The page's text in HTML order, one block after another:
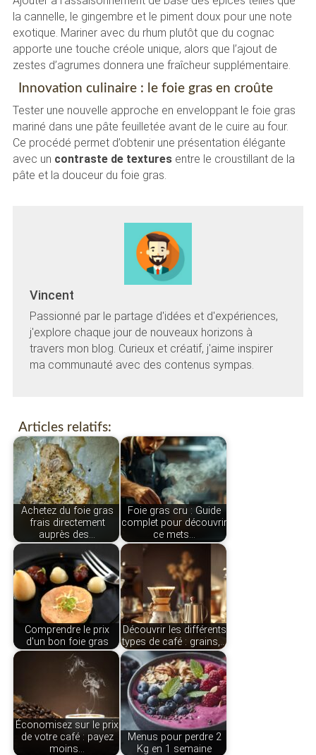
la cannelle, le gingembre et le piment doux pour une note
exotique. Mariner avec du rhum plutôt que du cognac
apporte une touche créole unique, alors que l’ajout de
zestes d’agrumes donnera une fraîcheur supplémentaire.
Innovation culinaire : le foie gras en croûte
Tester une nouvelle approche en enveloppant le foie gras
mariné dans une pâte feuilletée avant de le cuire au four.
Ce procédé permet d’obtenir une présentation élégante
avec un contraste de texturesentre le croustillant de la
pâte et la douceur du foie gras.
Vincent
Passionné par le partage d'idées et d'expériences,
j'explore chaque jour de nouveaux horizons à
travers mon blog. Curieux et créatif, j'aime inspirer
ma communauté avec des contenus sympas.
Articles relatifs:
Achetez du foie gras
frais directement
auprès des…
Foie gras cru : Guide
complet pour découvrir
ce mets…
Comprendre le prix
d'un bon foie gras
Découvrir les différents
types de café : grains,…
Économisez sur le prix
de votre café : payez
moins…
Menus pour perdre 2
Kg en 1 semaine